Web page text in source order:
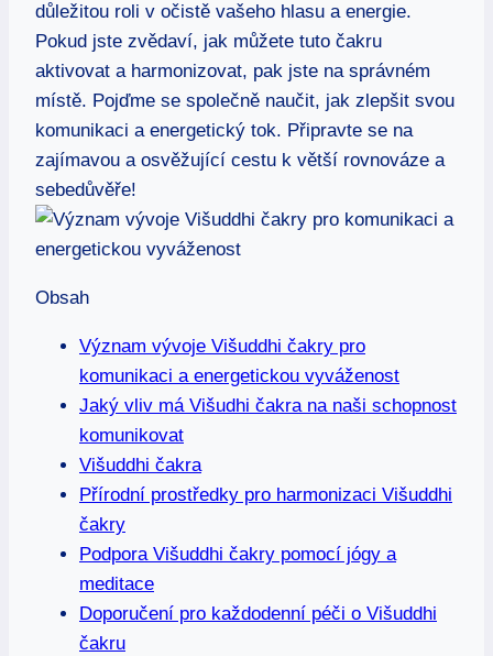
důležitou roli v očistě vašeho hlasu a energie.
Pokud jste zvědaví, jak můžete tuto čakru
aktivovat a harmonizovat, pak jste na správném
místě. Pojďme se společně naučit, jak zlepšit svou
komunikaci a energetický tok. Připravte se na
zajímavou a osvěžující cestu k větší rovnováze a
sebedůvěře!
Obsah
Význam vývoje Višuddhi čakry pro
komunikaci a energetickou vyváženost
Jaký vliv má Višudhi čakra na naši schopnost
komunikovat
Višuddhi čakra
Přírodní prostředky pro harmonizaci Višuddhi
čakry
Podpora Višuddhi čakry pomocí jógy a
meditace
Doporučení pro každodenní péči o Višuddhi
čakru